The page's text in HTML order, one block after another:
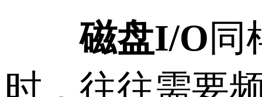
磁盘I/O同
时，往往需要